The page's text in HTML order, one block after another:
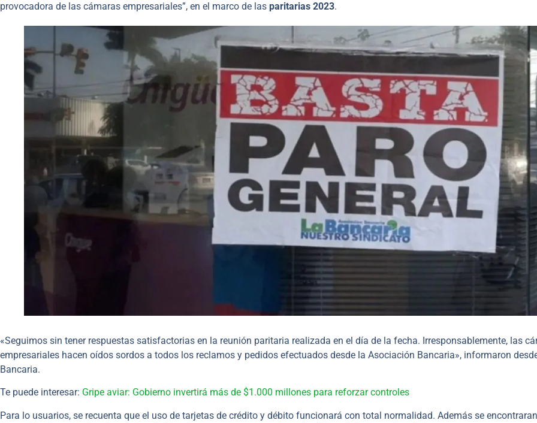
provocadora de las cámaras empresariales”, en el marco de las paritarias 2023.
«Seguimos sin tener respuestas satisfactorias en la reunión paritaria realizada en el día de la fecha. Irresponsablemente, las
empresariales hacen oídos sordos a todos los reclamos y pedidos efectuados desde la Asociación Bancaria», informaron
Bancaria.
Te puede interesar: Gripe aviar: Gobierno invertirá más de $1.000 millones para reforzar controles
Para lo usuarios, se recuenta que el uso de tarjetas de crédito y débito funcionará con total normalidad. Además se encontraran